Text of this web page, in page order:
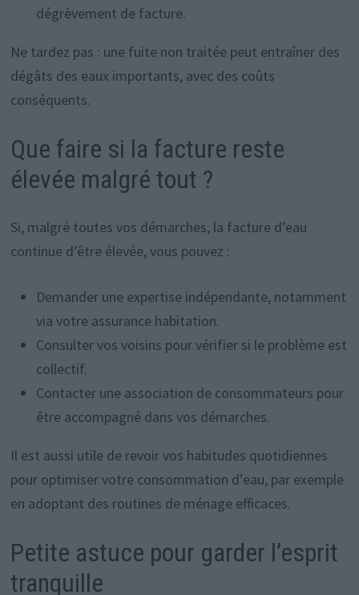
dégrèvement de facture.
Ne tardez pas : une fuite non traitée peut entraîner des
dégâts des eaux importants, avec des coûts
conséquents.
Que faire si la facture reste
élevée malgré tout ?
Si, malgré toutes vos démarches, la facture d’eau
continue d’être élevée, vous pouvez :
Demander une expertise indépendante, notamment
via votre assurance habitation.
Consulter vos voisins pour vérifier si le problème est
collectif.
Contacter une association de consommateurs pour
être accompagné dans vos démarches.
Il est aussi utile de revoir vos habitudes quotidiennes
pour optimiser votre consommation d’eau, par exemple
en adoptant des routines de ménage efficaces.
Petite astuce pour garder l’esprit
tranquille